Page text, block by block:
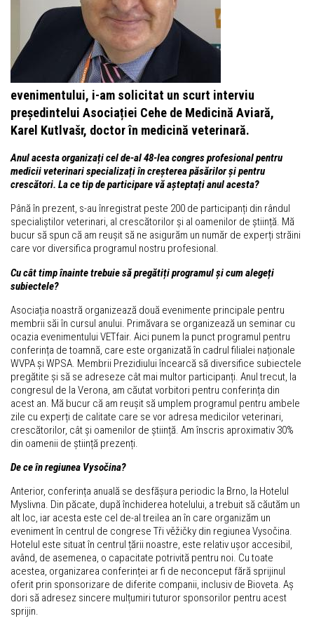
evenimentului, i-am solicitat un scurt interviu
președintelui Asociației Cehe de Medicină Aviară,
Karel Kutlvašr, doctor în medicină veterinară.
Anul acesta organizați cel de-al 48-lea congres profesional pentru
medicii veterinari specializați în creșterea păsărilor și pentru
crescători. La ce tip de participare vă așteptați anul acesta?
Până în prezent, s-au înregistrat peste 200 de participanți din rândul
specialiștilor veterinari, al crescătorilor și al oamenilor de știință. Mă
bucur să spun că am reușit să ne asigurăm un număr de experți străini
care vor diversifica programul nostru profesional.
Cu cât timp înainte trebuie să pregătiți programul și cum alegeți
subiectele?
Asociația noastră organizează două evenimente principale pentru
membrii săi în cursul anului. Primăvara se organizează un seminar cu
ocazia evenimentului VETfair. Aici punem la punct programul pentru
conferința de toamnă, care este organizată în cadrul filialei naționale
WVPA și WPSA. Membrii Prezidiului încearcă să diversifice subiectele
pregătite și să se adreseze cât mai multor participanți. Anul trecut, la
congresul de la Verona, am căutat vorbitori pentru conferința din
acest an. Mă bucur că am reușit să umplem programul pentru ambele
zile cu experți de calitate care se vor adresa medicilor veterinari,
crescătorilor, cât și oamenilor de știință. Am înscris aproximativ 30%
din oamenii de știință prezenți.
De ce în regiunea Vysočina?
Anterior, conferința anuală se desfășura periodic la Brno, la Hotelul
Myslivna. Din păcate, după închiderea hotelului, a trebuit să căutăm un
alt loc, iar acesta este cel de-al treilea an în care organizăm un
eveniment în centrul de congrese Tři věžičky din regiunea Vysočina.
Hotelul este situat în centrul țării noastre, este relativ ușor accesibil,
având, de asemenea, o capacitate potrivită pentru noi. Cu toate
acestea, organizarea conferinței ar fi de neconceput fără sprijinul
oferit prin sponsorizare de diferite companii, inclusiv de Bioveta. Aș
dori să adresez sincere mulțumiri tuturor sponsorilor pentru acest
sprijin.